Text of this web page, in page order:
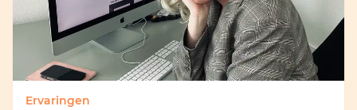
Ervaringen